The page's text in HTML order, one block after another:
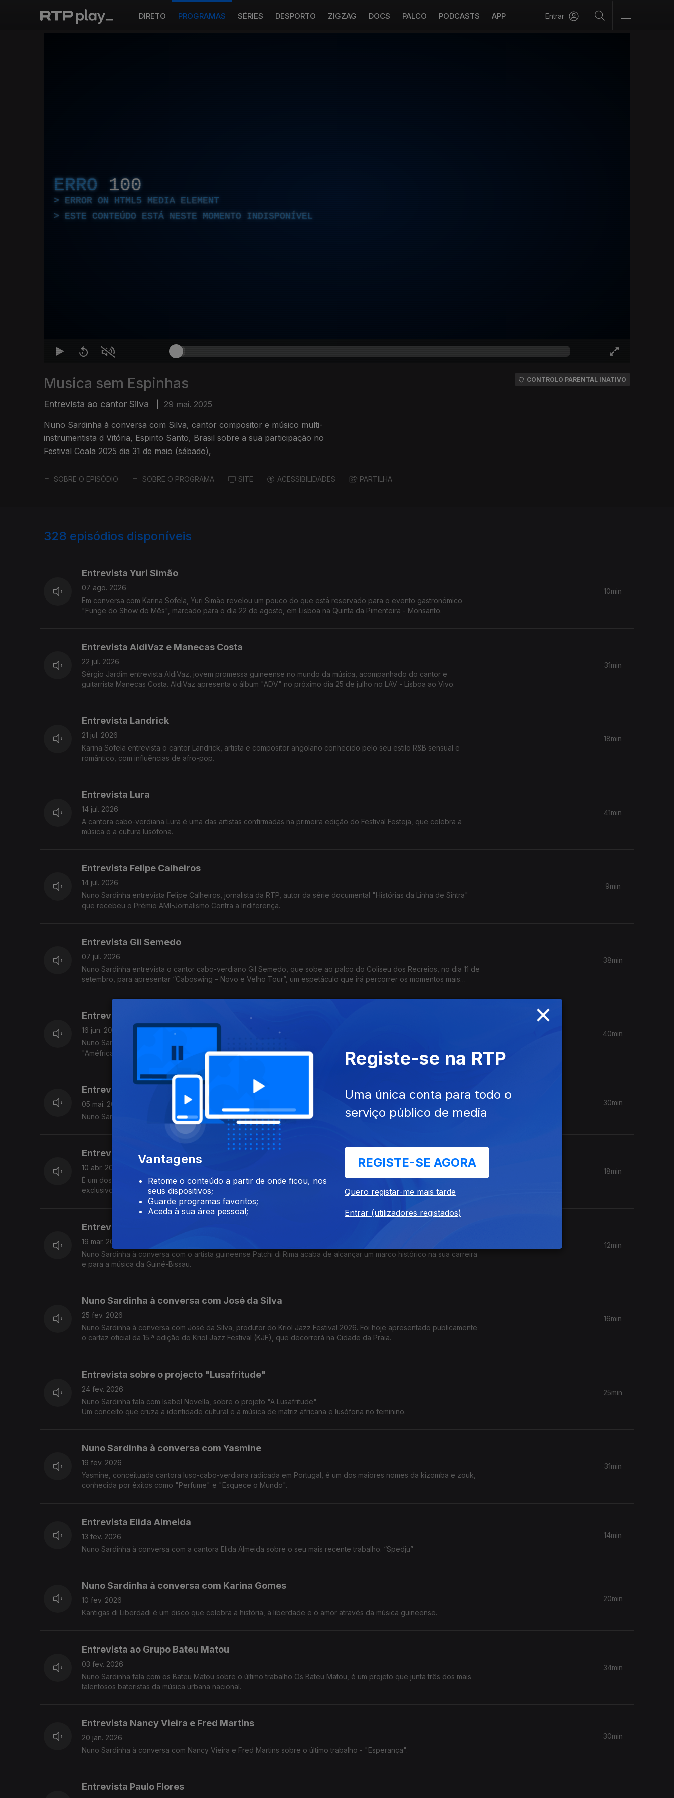
DIRETO PROGRAMAS SÉRIES DESPORTO ZIGZAG DOCS PALCO PODCASTS APP Entrar
ERRO 100
ERROR ON HTML5 MEDIA ELEMENT
ESTE CONTEÚDO ESTÁ NESTE MOMENTO INDISPONÍVEL
Musica sem Espinhas
Entrevista ao cantor Silva 29 mai. 2025
Nuno Sardinha à conversa com Silva, cantor compositor e músico multi-
instrumentista d Vitória, Espirito Santo, Brasil sobre a sua participação no
Festival Coala 2025 dia 31 de maio (sábado),
CONTROLO PARENTAL INATIVO
SOBRE O EPISÓDIO SOBRE O PROGRAMA SITE ACESSIBILIDADES PARTILHA
328 episódios disponíveis
Entrevista Yuri Simão
07 ago. 2026
Em conversa com Karina Sofela, Yuri Simão revelou um pouco do que está reservado para o evento gastronómico
"Funge do Show do Mês", marcado para o dia 22 de agosto, em Lisboa na Quinta da Pimenteira - Monsanto.
10min
Entrevista AldiVaz e Manecas Costa
22 jul. 2026
Sérgio Jardim entrevista AldiVaz, jovem promessa guineense no mundo da música, acompanhado do cantor e
guitarrista Manecas Costa. AldiVaz apresenta o álbum "ADV" no próximo dia 25 de julho no LAV - Lisboa ao Vivo.
31min
Entrevista Landrick
21 jul. 2026
Karina Sofela entrevista o cantor Landrick, artista e compositor angolano conhecido pelo seu estilo R&B sensual e
romântico, com influências de afro-pop.
18min
Entrevista Lura
14 jul. 2026
A cantora cabo-verdiana Lura é uma das artistas confirmadas na primeira edição do Festival Festeja, que celebra a
música e a cultura lusófona.
41min
Entrevista Felipe Calheiros
14 jul. 2026
Nuno Sardinha entrevista Felipe Calheiros, jornalista da RTP, autor da série documental "Histórias da Linha de Sintra"
que recebeu o Prémio AMI-Jornalismo Contra a Indiferença.
9min
Entrevista Gil Semedo
07 jul. 2026
Nuno Sardinha entrevista o cantor cabo-verdiano Gil Semedo, que sobe ao palco do Coliseu dos Recreios, no dia 11 de
setembro, para apresentar “Caboswing – Novo e Velho Tour”, um espetáculo que irá percorrer os momentos mais
38min
Entrevista Bia Ferreira
16 jun. 2026
Nuno Sardinha, à conversa com Bia Ferreira, cantora brasileira e ativista dos diretos das mulheres com o novo albúm
"Améfrica" no Música Sem Espinhas.
40min
Entrevista Michel do Rosário
05 mai. 2026
Nuno Sardinha, à conversa com o músico moçambicano Michel do Rosário no Música Sem Espinhas.
30min
Entrevista Ismael Lô
10 abr. 2026
É um dos artistas mais relevantes da música africana dos últimos 50 anos. O senegalês Ismael Lo conversou em
exclusivo com o enviado Nuno Sardinha, nos bastidores do Festival Kriol Jazz 2026, em Cabo Verde. Tradução e
dobragem de Gaelle de Castro
18min
Entrevista Patchi Di Rima
19 mar. 2026
Nuno Sardinha à conversa com o artista guineense Patchi di Rima acaba de alcançar um marco histórico na sua carreira
e para a música da Guiné-Bissau.
12min
Nuno Sardinha à conversa com José da Silva
25 fev. 2026
Nuno Sardinha à conversa com José da Silva, produtor do Kriol Jazz Festival 2026. Foi hoje apresentado publicamente
o cartaz oficial da 15.ª edição do Kriol Jazz Festival (KJF), que decorrerá na Cidade da Praia.
16min
Entrevista sobre o projecto "Lusafritude"
24 fev. 2026
Nuno Sardinha fala com Isabel Novella, sobre o projeto "A Lusafritude".
Um conceito que cruza a identidade cultural e a música de matriz africana e lusófona no feminino.
25min
Nuno Sardinha à conversa com Yasmine
19 fev. 2026
Yasmine, conceituada cantora luso-cabo-verdiana radicada em Portugal, é um dos maiores nomes da kizomba e zouk,
conhecida por êxitos como "Perfume" e "Esquece o Mundo".
31min
Entrevista Elida Almeida
13 fev. 2026
Nuno Sardinha à conversa com a cantora Elida Almeida sobre o seu mais recente trabalho. “Spedju”
14min
Nuno Sardinha à conversa com Karina Gomes
10 fev. 2026
Kantigas di Liberdadi é um disco que celebra a história, a liberdade e o amor através da música guineense.
20min
Entrevista ao Grupo Bateu Matou
03 fev. 2026
Nuno Sardinha fala com os Bateu Matou sobre o último trabalho Os Bateu Matou, é um projeto que junta três dos mais
talentosos bateristas da música urbana nacional.
34min
Entrevista Nancy Vieira e Fred Martins
20 jan. 2026
Nuno Sardinha à conversa com Nancy Vieira e Fred Martins sobre o último trabalho - "Esperança".
30min
Entrevista Paulo Flores
×
Vantagens
Retome o conteúdo a partir de onde ficou, nos
seus dispositivos;
Guarde programas favoritos;
Aceda à sua área pessoal;
Registe-se na RTP
Uma única conta para todo o
serviço público de media
REGISTE-SE AGORA
Quero registar-me mais tarde
Entrar (utilizadores registados)